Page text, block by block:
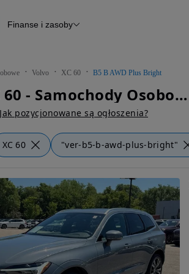
Raport z inspekcji
Otomoto News
Finanse i zasoby
Volvo XC 60 B5 B AWD Plus Bright
Volvo XC 60 - Samochody Osobowe
Jak pozycjonowane są ogłoszenia?
XC 60 "ver-b5-b-awd-plus-bright"